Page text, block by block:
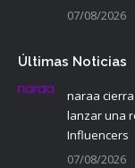
07/08/2026
Últimas Noticias
naraa
lanzar una
Influencers
07/08/2026